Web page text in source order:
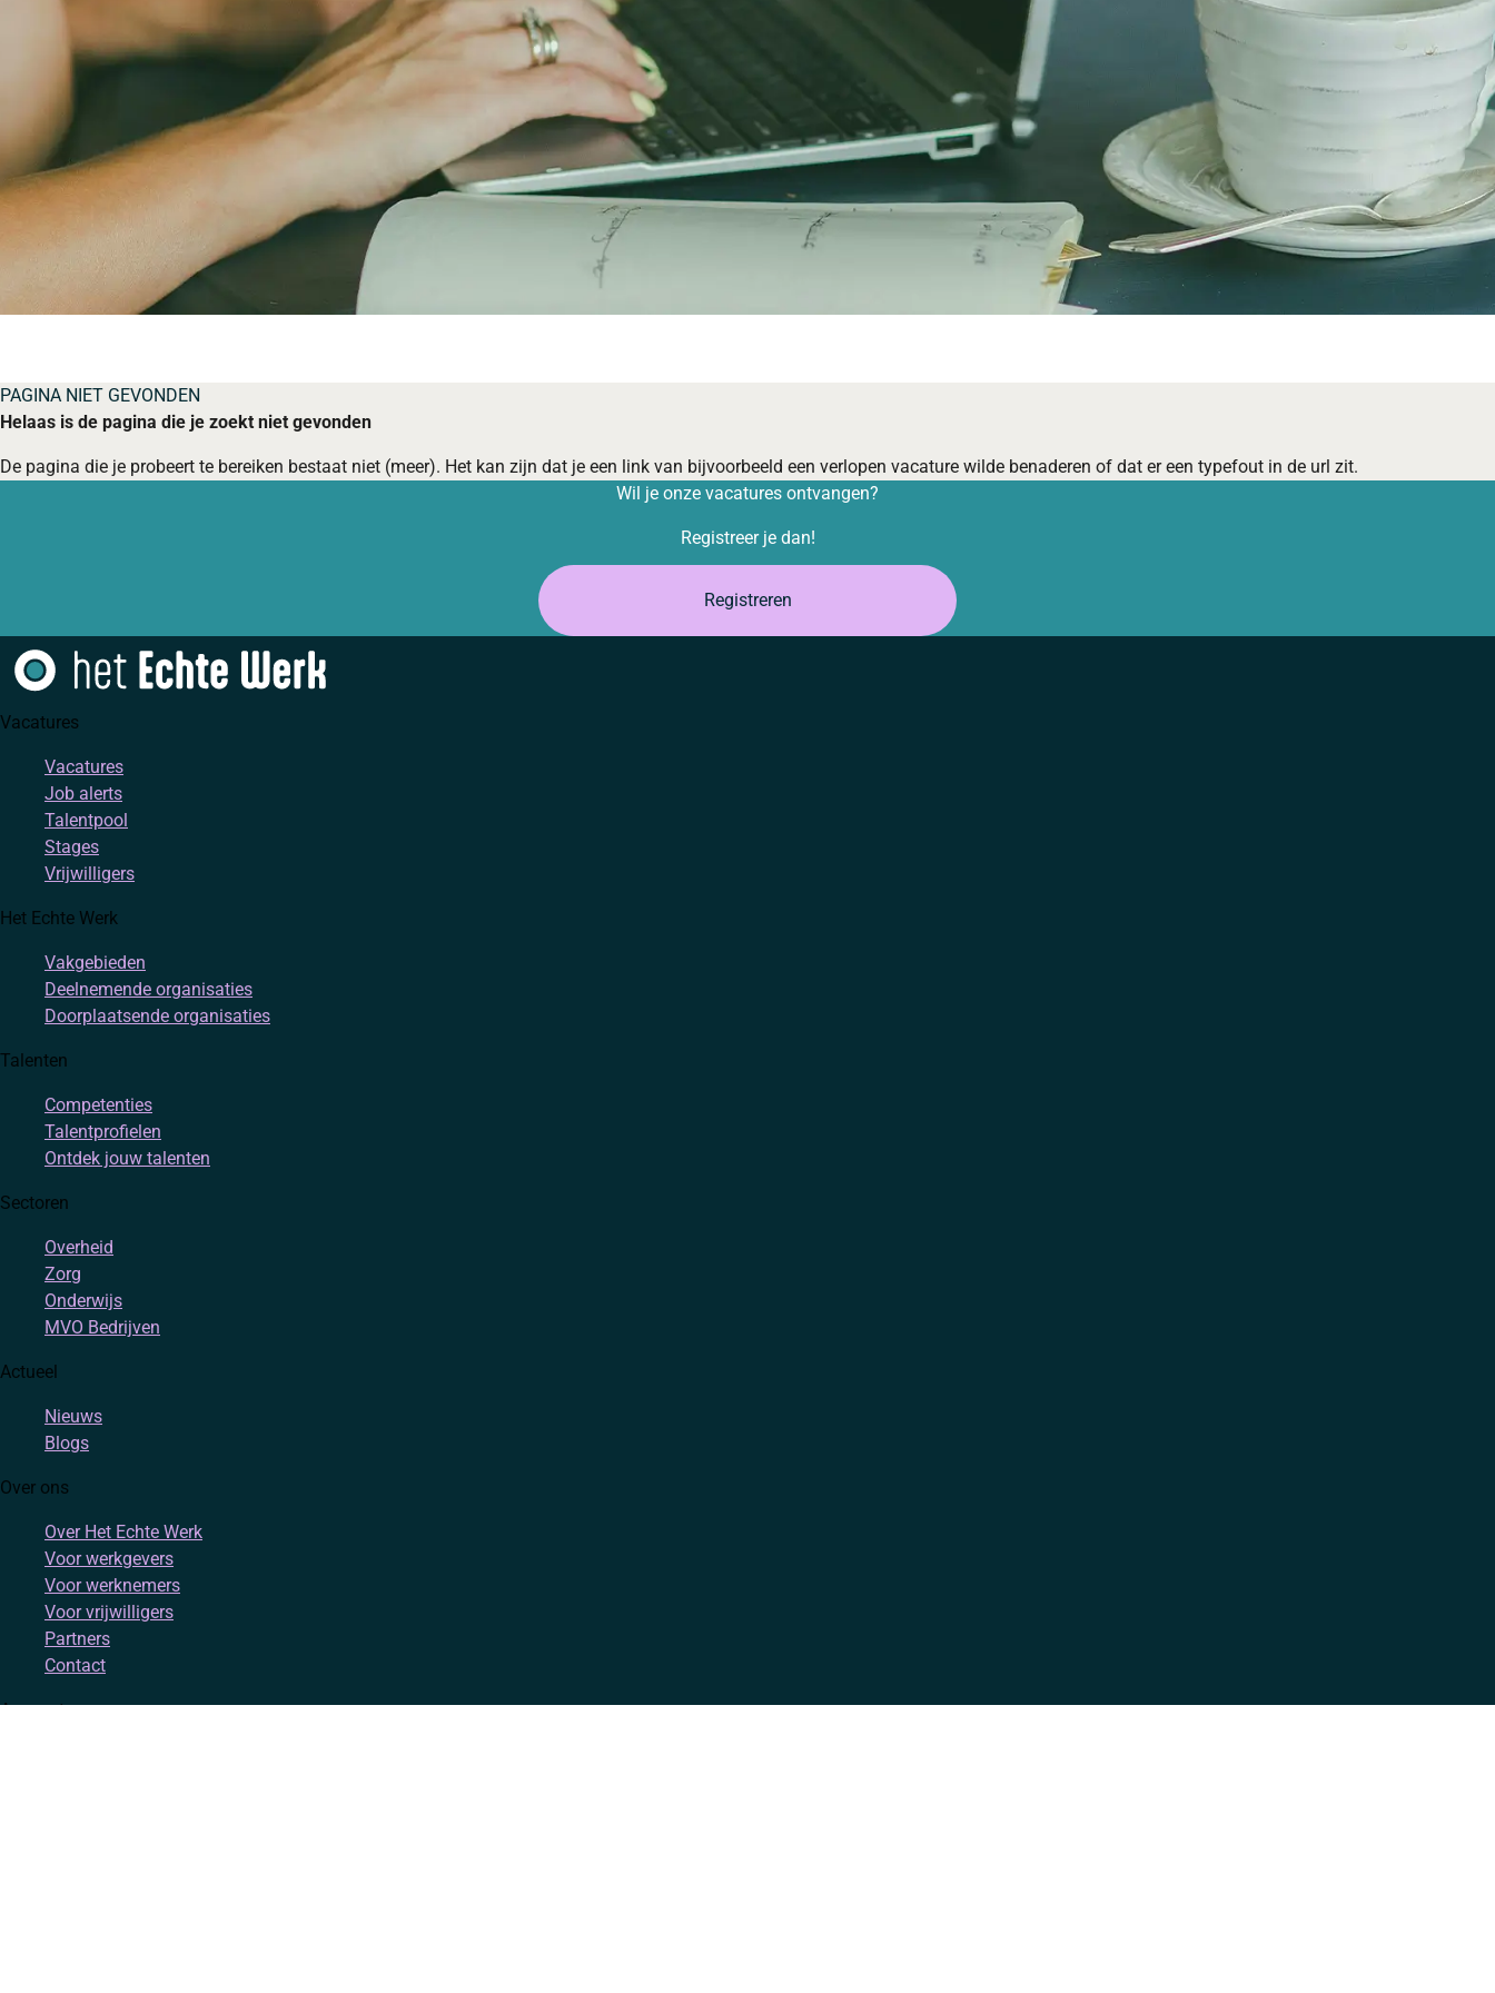
PAGINA NIET GEVONDEN
Helaas is de pagina die je zoekt niet gevonden
De pagina die je probeert te bereiken bestaat niet (meer). Het kan zijn dat je een link van bijvoorbeeld een verlopen vacature wilde benaderen of dat er een typefout in de url zit.
Wil je onze vacatures ontvangen?
Registreer je dan!
Registreren
Vacatures
Vacatures
Job alerts
Talentpool
Stages
Vrijwilligers
Het Echte Werk
Vakgebieden
Deelnemende organisaties
Doorplaatsende organisaties
Talenten
Competenties
Talentprofielen
Ontdek jouw talenten
Sectoren
Overheid
Zorg
Onderwijs
MVO Bedrijven
Actueel
Nieuws
Blogs
Over ons
Over Het Echte Werk
Voor werkgevers
Voor werknemers
Voor vrijwilligers
Partners
Contact
Account